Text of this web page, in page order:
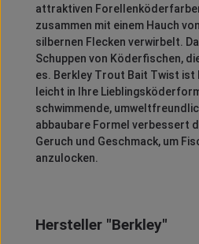
attraktiven
zusammen mit einem Hauch
silbernen Flecken verwirbelt.
Schuppen von Köderfischen,
es. Berkley Trout Bait Twist ist
leicht in Ihre
schwimmende,
abbaubare Formel verbessert
Geruch und Geschmack, um
anzulocken.
Hersteller "Berkley"